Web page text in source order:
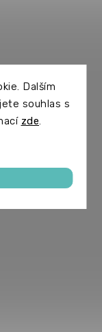
Dalším
souhlas s
zde